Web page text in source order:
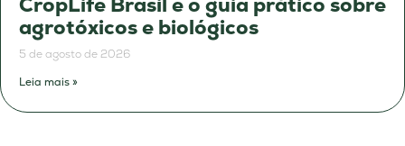
agrotóxicos e biológicos
5 de agosto de 2026
Leia mais »